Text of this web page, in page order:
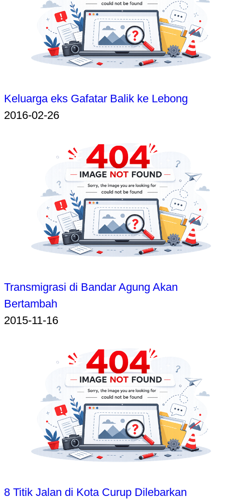
Keluarga eks Gafatar Balik ke Lebong
2016-02-26
Transmigrasi di Bandar Agung Akan
Bertambah
2015-11-16
8 Titik Jalan di Kota Curup Dilebarkan